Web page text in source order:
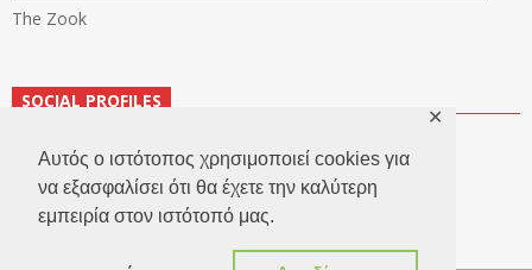
Αυτός ο ιστότοπος χρησιμοποιεί cookies για
να εξασφαλίσει ότι θα έχετε την καλύτερη
εμπειρία στον ιστότοπό μας.
✕
The Zook
SOCIAL PROFILES